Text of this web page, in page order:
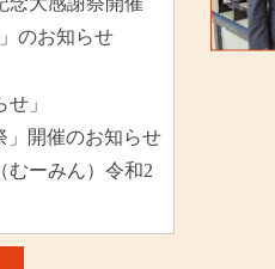
のお知らせ
」
」開催のお知らせ
ーみん）令和2